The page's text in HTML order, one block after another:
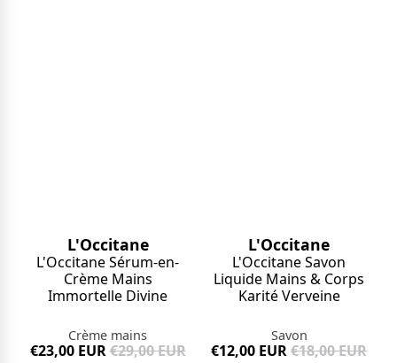
L'Occitane
L'Occitane Sérum-en-
Crème Mains
Immortelle Divine
Crème mains
€23,00 EUR€29,00 EUR
L'Occitane
L'Occitane Savon
Liquide Mains & Corps
Karité Verveine
Savon
€12,00 EUR€18,00 EUR